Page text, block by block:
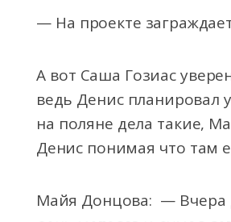
— На проекте
А вот Саша Гозиас
ведь Денис планировал
на поляне дела такие,
Денис понимая что там
Майя Донцова: — Вчера